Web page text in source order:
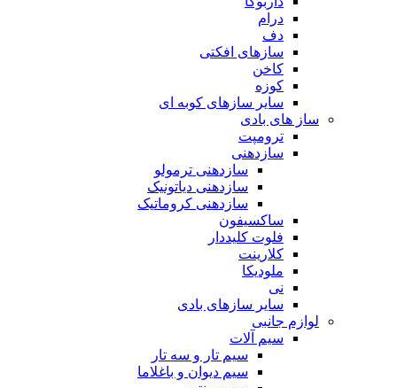
درام
دف
سازهای افکتی
کاخن
کوزه
سایر سازهای کوبه ای
ساز های بادی
ترومپت
سازدهنی
سازدهنی ترمولو
سازدهنی دیاتونیک
سازدهنی کروماتیک
ساکسیفون
فلوت کلیددار
کلارینت
ملودیکا
نی
سایر سازهای بادی
لوازم جانبی
سیم آلات
سیم تار و سه تار
سیم دیوان و باغلاما